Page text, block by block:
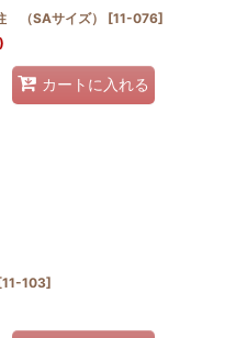
（SAサイズ） [11-076]
カートに入れる
11-103]